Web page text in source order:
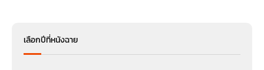
เลือกปีที่หนังฉาย